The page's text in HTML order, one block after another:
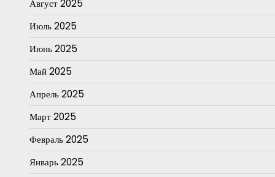
Август 2025
Июль 2025
Июнь 2025
Май 2025
Апрель 2025
Март 2025
Февраль 2025
Январь 2025